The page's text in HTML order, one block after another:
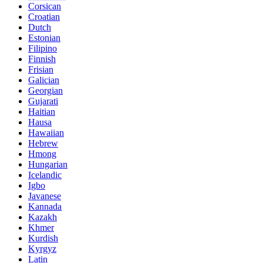
Corsican
Croatian
Dutch
Estonian
Filipino
Finnish
Frisian
Galician
Georgian
Gujarati
Haitian
Hausa
Hawaiian
Hebrew
Hmong
Hungarian
Icelandic
Igbo
Javanese
Kannada
Kazakh
Khmer
Kurdish
Kyrgyz
Latin